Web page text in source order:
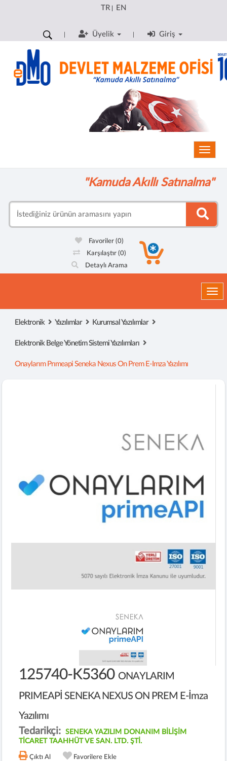
TR| EN
Üyelik Giriş
"Kamuda Akıllı Satınalma"
Favoriler(0)
Karşılaştır (0)
Detaylı Arama
Elektronik Yazılımlar Kurumsal Yazılımlar
Elektronik Belge Yönetim Sistemi Yazılımları
Onaylarım Prımeapi Seneka Nexus On Prem E-Imza Yazılımı
125740-K5360 ONAYLARIM
PRIMEAPİ SENEKA NEXUS ON PREM E-İmza
Yazılımı
Tedarikçi:
SENEKA YAZILIM DONANIM BİLİŞİM
TİCARET TAAHHÜT VE SAN. LTD. ŞTİ.
Çıktı Al
Favorilere Ekle